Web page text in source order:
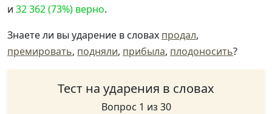
и 32 362 (73%) верно.
Знаете ли вы ударение в словах продал,
премировать, подняли, прибыла, плодоносить?
Тест на ударения в словах
Вопрос 1 из 30